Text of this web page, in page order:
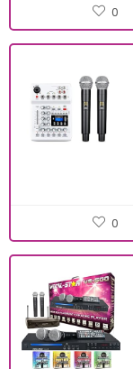
0
0